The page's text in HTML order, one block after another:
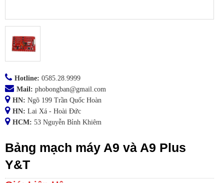
Hotline: 0585.28.9999
Mail: phobongban@gmail.com
HN: Ngõ 199 Trần Quốc Hoàn
HN: Lai Xá - Hoài Đức
HCM: 53 Nguyễn Bỉnh Khiêm
Bảng mạch máy A9 và A9 Plus
Y&T